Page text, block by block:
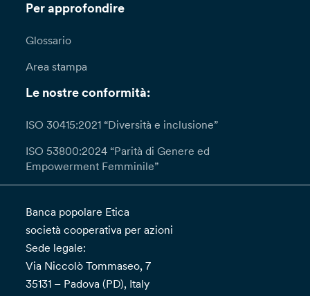
Per approfondire
Glossario
Area stampa
Le nostre conformità:
ISO 30415:2021 “Diversità e inclusione”
ISO 53800:2024 “Parità di Genere ed
Empowerment Femminile”
Banca popolare Etica
società cooperativa per azioni
Sede legale:
Via Niccolò Tommaseo, 7
35131 – Padova (PD), Italy